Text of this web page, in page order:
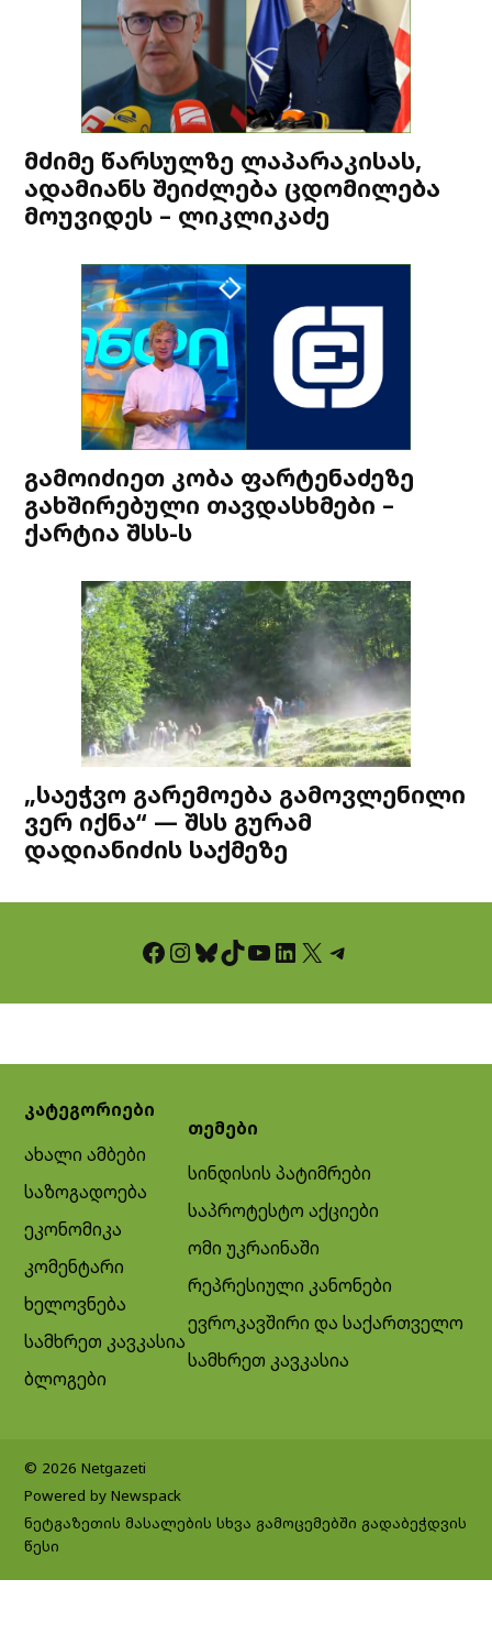
მძიმე წარსულზე ლაპარაკისას,
ადამიანს შეიძლება ცდომილება
მოუვიდეს – ლიკლიკაძე
გამოიძიეთ კობა ფარტენაძეზე
გახშირებული თავდასხმები –
ქარტია შსს-ს
„საეჭვო გარემოება გამოვლენილი
ვერ იქნა“ — შსს გურამ
დადიანიძის საქმეზე
Facebook InstagramBluesky TikTok YouTube LinkedIn X Telegram
კატეგორიები
ახალი ამბები
საზოგადოება
ეკონომიკა
კომენტარი
ხელოვნება
სამხრეთ კავკასია
ბლოგები
თემები
სინდისის პატიმრები
საპროტესტო აქციები
ომი უკრაინაში
რეპრესიული კანონები
ევროკავშირი და საქართველო
სამხრეთ კავკასია
© 2026 Netgazeti
Powered by Newspack
ნეტგაზეთის მასალების სხვა გამოცემებში გადაბეჭდვის
წესი